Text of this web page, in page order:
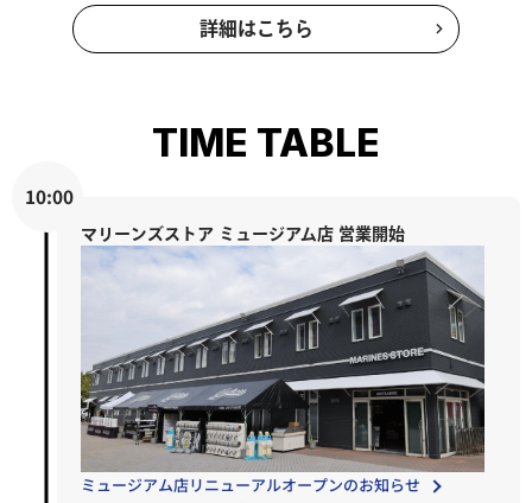
詳細はこちら
TIME TABLE
10:00
マリーンズストア ミュージアム店 営業開始
ミュージアム店リニューアルオープンのお知らせ​